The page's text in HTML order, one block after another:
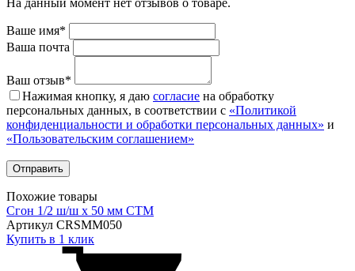
Ваше имя*
Ваша почта
Ваш отзыв*
Нажимая кнопку, я даю согласие на обработку
персональных данных, в соответствии с «Политикой
конфиденциальности и обработки персональных данных» и
«Пользовательским соглашением»
Похожие товары
Сгон 1/2 ш/ш х 50 мм CTM
Артикул CRSMM050
Купить в 1 клик